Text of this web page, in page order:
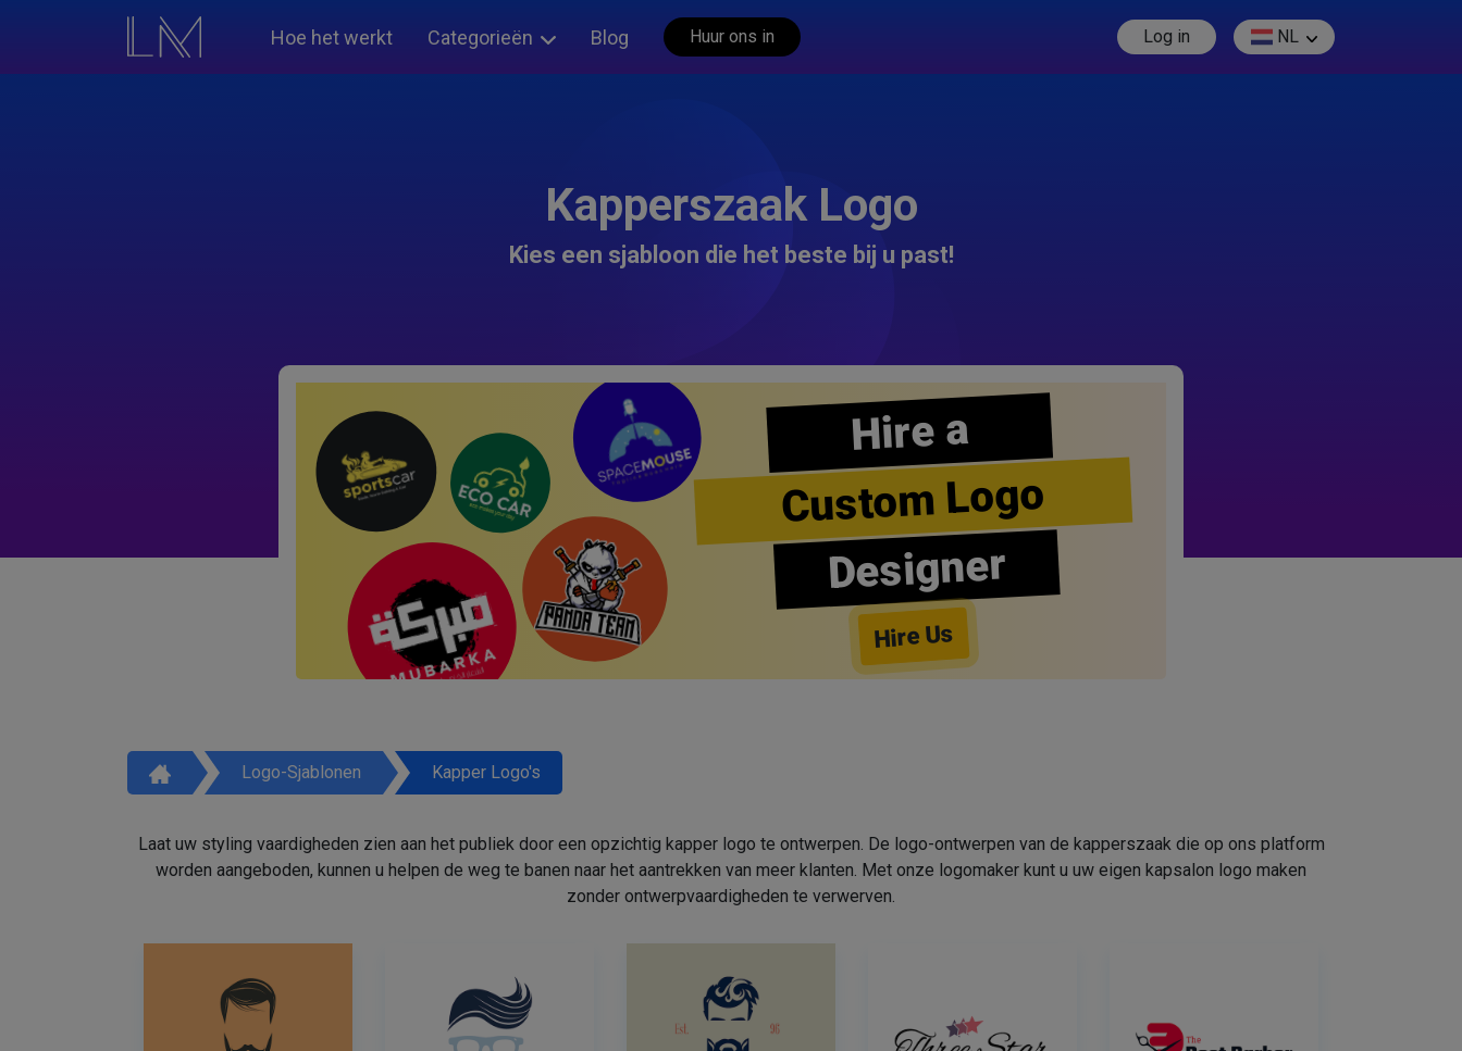
Hoe het werkt Categorieën Blog Huur ons in Log in NL
Kapperszaak Logo
Kies een sjabloon die het beste bij u past!
Hire a
Custom Logo
Designer
Hire Us
Logo-Sjablonen Kapper Logo's
Laat uw styling vaardigheden zien aan het publiek door een opzichtig kapper logo te ontwerpen. De logo-ontwerpen van de kapperszaak die op ons platform
worden aangeboden, kunnen u helpen de weg te banen naar het aantrekken van meer klanten. Met onze logomaker kunt u uw eigen kapsalon logo maken
zonder ontwerpvaardigheden te verwerven.